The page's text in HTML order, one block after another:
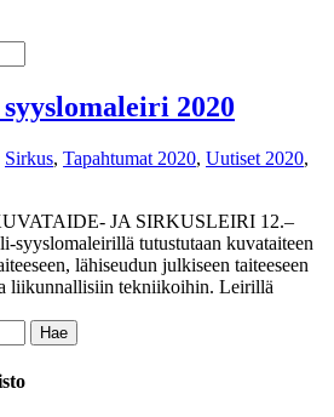
2020
Sirkus, Tapahtumat 2020, Uutiset 2020,
JA SIRKUSLEIRI 12.–
syyslomaleirillä tutustutaan kuvataiteen
lähiseudun julkiseen taiteeseen
liikunnallisiin tekniikoihin. Leirillä